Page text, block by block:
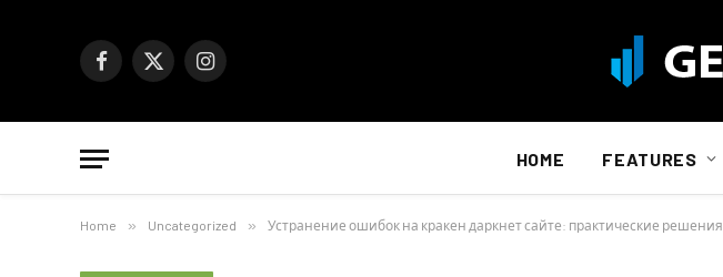
Facebook
X
Instagram
HOME FEATURES
Home » Uncategorized » Устранение ошибок на кракен даркнет сайте: практические решения